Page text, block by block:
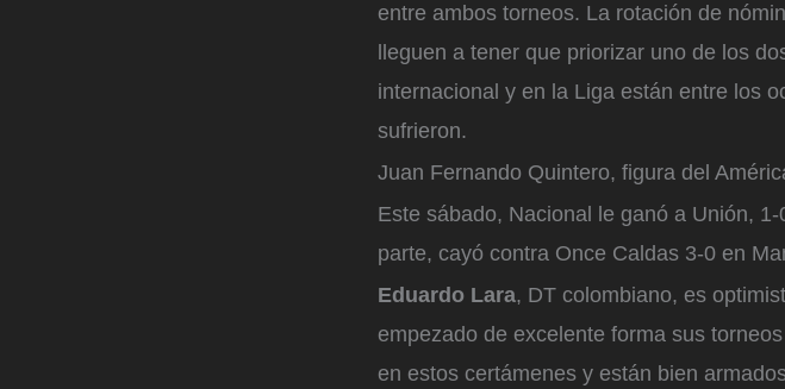
entre ambos torneos. La rotación de
lleguen a tener que priorizar uno de los
internacional y en la Liga están entre los
sufrieron.
Juan Fernando Quintero, figura del
Este sábado, Nacional le ganó a Unión,
parte, cayó contra Once Caldas 3-0 en
Eduardo Lara, DT colombiano, es
empezado de excelente forma sus
en estos certámenes y están bien